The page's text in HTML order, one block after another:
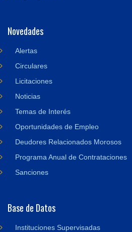
Novedades
Alertas
Circulares
Licitaciones
Noticias
Temas de Interés
Oportunidades de Empleo
Deudores Relacionados Morosos
Programa Anual de Contrataciones
Sanciones
Base de Datos
Instituciones Supervisadas